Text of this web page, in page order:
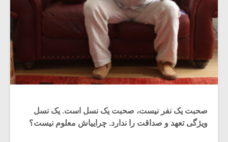
صحبت یک نفر نیست، صحبت یک نسل است. یک نسل
ویژگی تعهد و صداقت را ندارد. چراییاش معلوم نیست؟